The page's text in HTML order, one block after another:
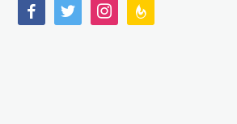
facebooktwitterinstagramfeedburner